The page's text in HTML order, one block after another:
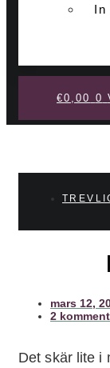
In
€0,00 0
mars 12,
2
Det skär lite i